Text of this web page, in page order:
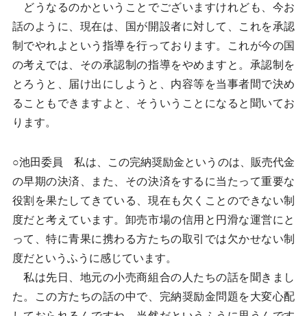
どうなるのかということでございますけれども、今お
話のように、現在は、国が開設者に対して、これを承認
制でやれよという指導を行っております。これが今の国
の考えでは、その承認制の指導をやめますと。承認制を
とろうと、届け出にしようと、内容等を当事者間で決め
ることもできますよと、そういうことになると聞いてお
ります。
○池田委員 私は、この完納奨励金というのは、販売代金
の早期の決済、また、その決済をするに当たって重要な
役割を果たしてきている、現在も欠くことのできない制
度だと考えています。卸売市場の信用と円滑な運営にと
って、特に青果に携わる方たちの取引では欠かせない制
度だというふうに感じています。
私は先日、地元の小売商組合の人たちの話を聞きまし
た。この方たちの話の中で、完納奨励金問題を大変心配